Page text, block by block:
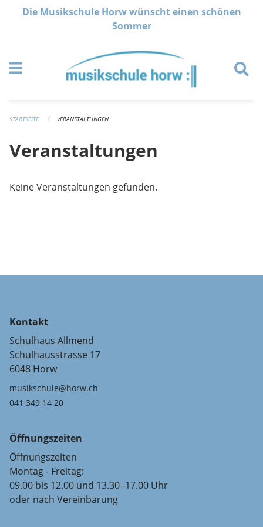
Navigation überspringen
Die Musikschule Horw wünscht einen schönen
Sommer
STARTSEITE VERANSTALTUNGEN
Veranstaltungen
Keine Veranstaltungen gefunden.
Kontakt
Schulhaus Allmend
Schulhausstrasse 17
6048 Horw
musikschule@horw.ch
041 349 14 20
Öffnungszeiten
Öffnungszeiten
Montag - Freitag:
09.00 bis 12.00 und 13.30 -17.00 Uhr
oder nach Vereinbarung